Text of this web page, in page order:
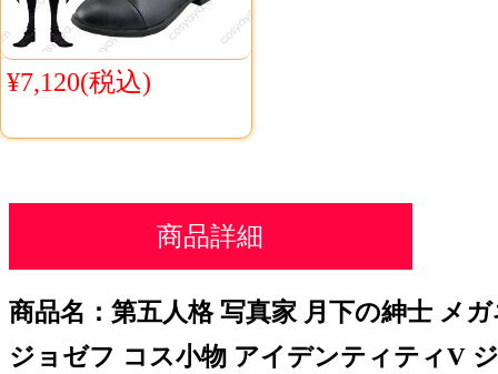
¥7,120(税込)
商品詳細
商品名：第五人格 写真家 月下の紳士 メ
ジョゼフ コス小物 アイデンティティV